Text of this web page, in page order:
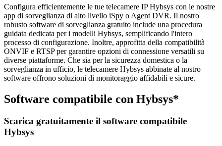
Configura efficientemente le tue telecamere IP Hybsys con le nostre
app di sorveglianza di alto livello iSpy o Agent DVR. Il nostro
robusto software di sorveglianza gratuito include una procedura
guidata dedicata per i modelli Hybsys, semplificando l'intero
processo di configurazione. Inoltre, approfitta della compatibilità
ONVIF e RTSP per garantire opzioni di connessione versatili su
diverse piattaforme. Che sia per la sicurezza domestica o la
sorveglianza in ufficio, le telecamere Hybsys abbinate al nostro
software offrono soluzioni di monitoraggio affidabili e sicure.
Software compatibile con Hybsys*
Scarica gratuitamente il software compatibile
Hybsys